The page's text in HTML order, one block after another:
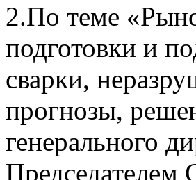
2.По теме
подготовки и
сварки,
прогнозы,
генерального
Председателем